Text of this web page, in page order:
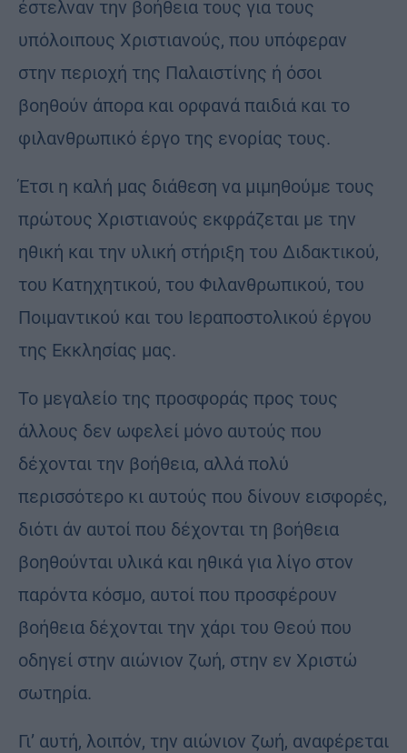
έστελναν την βοήθεια τους για τους
υπόλοιπους Χριστιανούς, που υπόφεραν
στην περιοχή της Παλαιστίνης ή όσοι
βοηθούν άπορα και ορφανά παιδιά και το
φιλανθρωπικό έργο της ενορίας τους.
Έτσι η καλή μας διάθεση να μιμηθούμε τους
πρώτους Χριστιανούς εκφράζεται με την
ηθική και την υλική στήριξη του Διδακτικού,
του Κατηχητικού, του Φιλανθρωπικού, του
Ποιμαντικού και του Ιεραποστολικού έργου
της Εκκλησίας μας.
Το μεγαλείο της προσφοράς προς τους
άλλους δεν ωφελεί μόνο αυτούς που
δέχονται την βοήθεια, αλλά πολύ
περισσότερο κι αυτούς που δίνουν εισφορές,
διότι άν αυτοί που δέχονται τη βοήθεια
βοηθούνται υλικά και ηθικά για λίγο στον
παρόντα κόσμο, αυτοί που προσφέρουν
βοήθεια δέχονται την χάρι του Θεού που
οδηγεί στην αιώνιον ζωή, στην εν Χριστώ
σωτηρία.
Γι’ αυτή, λοιπόν, την αιώνιον ζωή, αναφέρεται